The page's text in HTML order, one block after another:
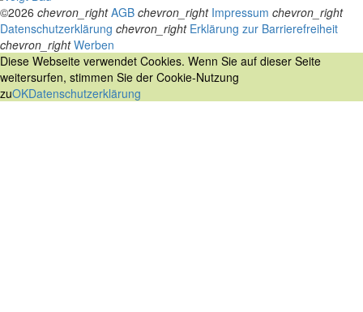
©2026 chevron_right AGB chevron_right Impressum chevron_right
Datenschutzerklärung chevron_right Erklärung zur Barrierefreiheit
chevron_right Werben
Diese Webseite verwendet Cookies. Wenn Sie auf dieser Seite
weitersurfen, stimmen Sie der Cookie-Nutzung
zuOKDatenschutzerklärung